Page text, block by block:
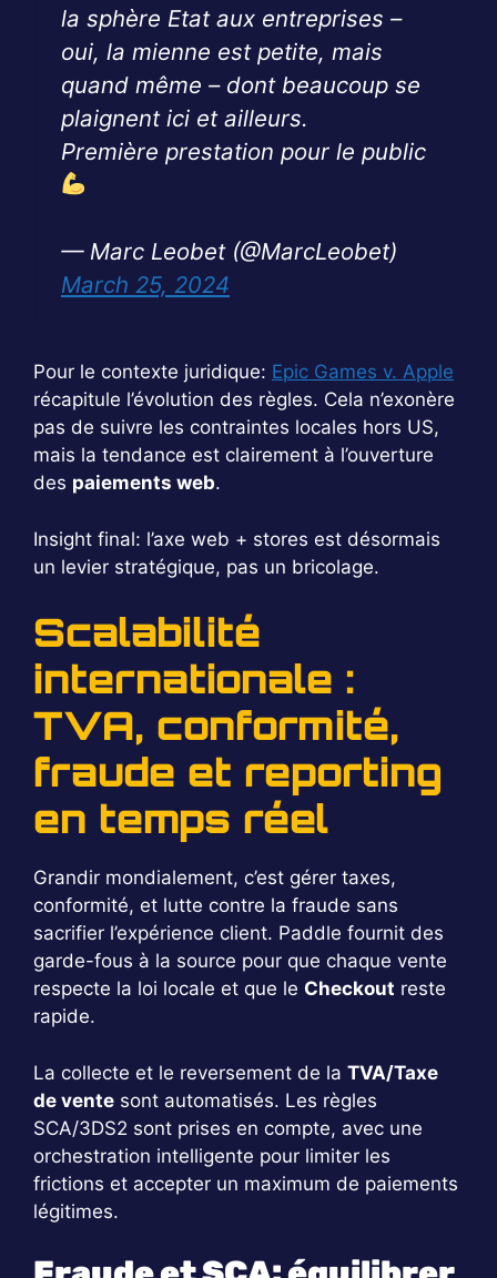
la sphère Etat aux entreprises –
oui, la mienne est petite, mais
quand même – dont beaucoup se
plaignent ici et ailleurs.
Première prestation pour le public
— Marc Leobet (@MarcLeobet)
March 25, 2024
Pour le contexte juridique: Epic Games v. Apple
récapitule l’évolution des règles. Cela n’exonère
pas de suivre les contraintes locales hors US,
mais la tendance est clairement à l’ouverture
des paiements web.
Insight final: l’axe web + stores est désormais
un levier stratégique, pas un bricolage.
Scalabilité
internationale :
TVA, conformité,
fraude et reporting
en temps réel
Grandir mondialement, c’est gérer taxes,
conformité, et lutte contre la fraude sans
sacrifier l’expérience client. Paddle fournit des
garde-fous à la source pour que chaque vente
respecte la loi locale et que le Checkout reste
rapide.
La collecte et le reversement de la TVA/Taxe
de vente sont automatisés. Les règles
SCA/3DS2 sont prises en compte, avec une
orchestration intelligente pour limiter les
frictions et accepter un maximum de paiements
légitimes.